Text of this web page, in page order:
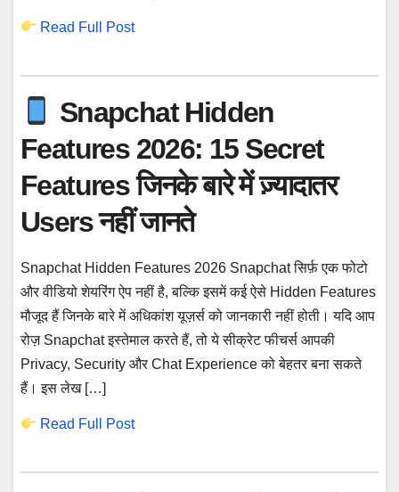
Read Full Post
Snapchat Hidden
Features 2026: 15 Secret
Features जिनके बारे में ज़्यादातर
Users नहीं जानते
Snapchat Hidden Features 2026 Snapchat सिर्फ़ एक फोटो
और वीडियो शेयरिंग ऐप नहीं है, बल्कि इसमें कई ऐसे Hidden Features
मौजूद हैं जिनके बारे में अधिकांश यूज़र्स को जानकारी नहीं होती। यदि आप
रोज़ Snapchat इस्तेमाल करते हैं, तो ये सीक्रेट फीचर्स आपकी
Privacy, Security और Chat Experience को बेहतर बना सकते
हैं। इस लेख […]
Read Full Post